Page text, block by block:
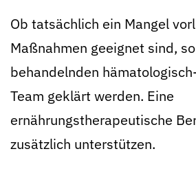
Ob tatsächlich ein Mangel
Maßnahmen geeignet sind,
behandelnden
Team geklärt werden. Eine
ernährungstherapeutische
zusätzlich unterstützen.